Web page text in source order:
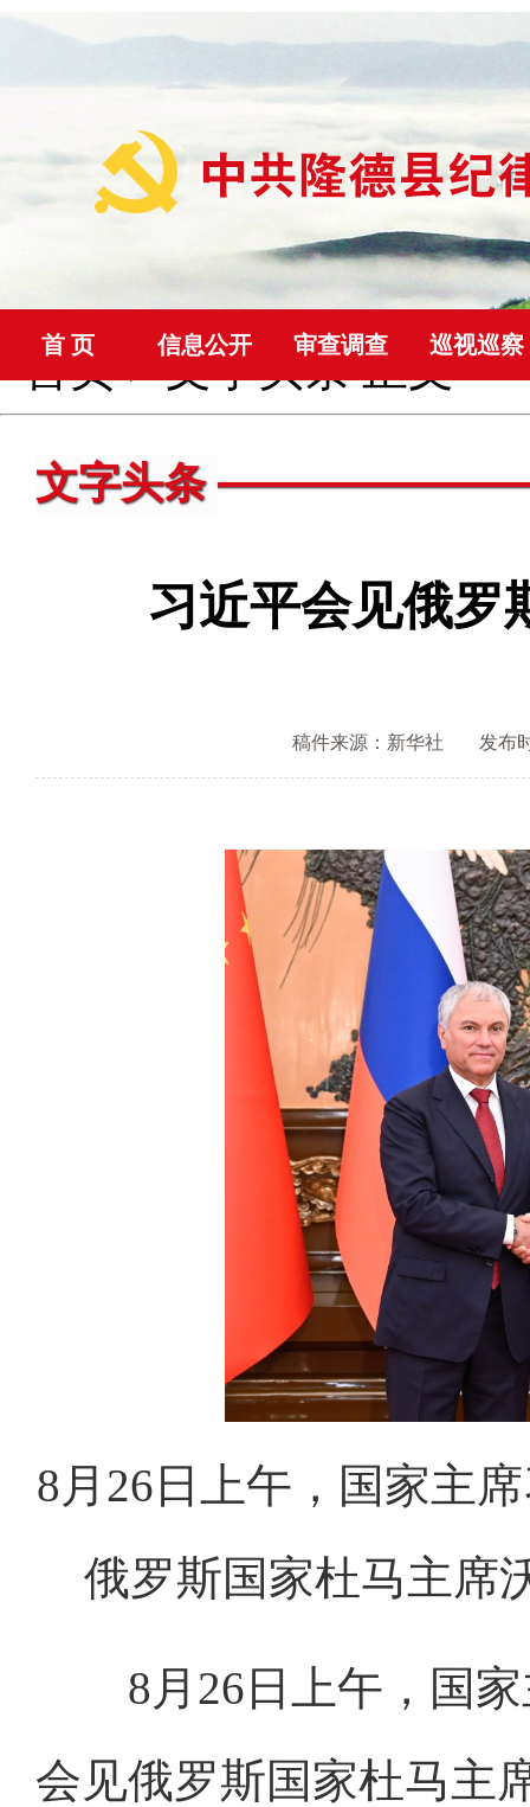
首 页 信息公开 审查调查 巡视巡察
首页>文字头条 正文
文字头条
习近平会见俄罗
稿件来源：新华社 发布
8月26日上午，国家主
俄罗斯国家杜马主席
8月26日上午，国家
会见俄罗斯国家杜马主